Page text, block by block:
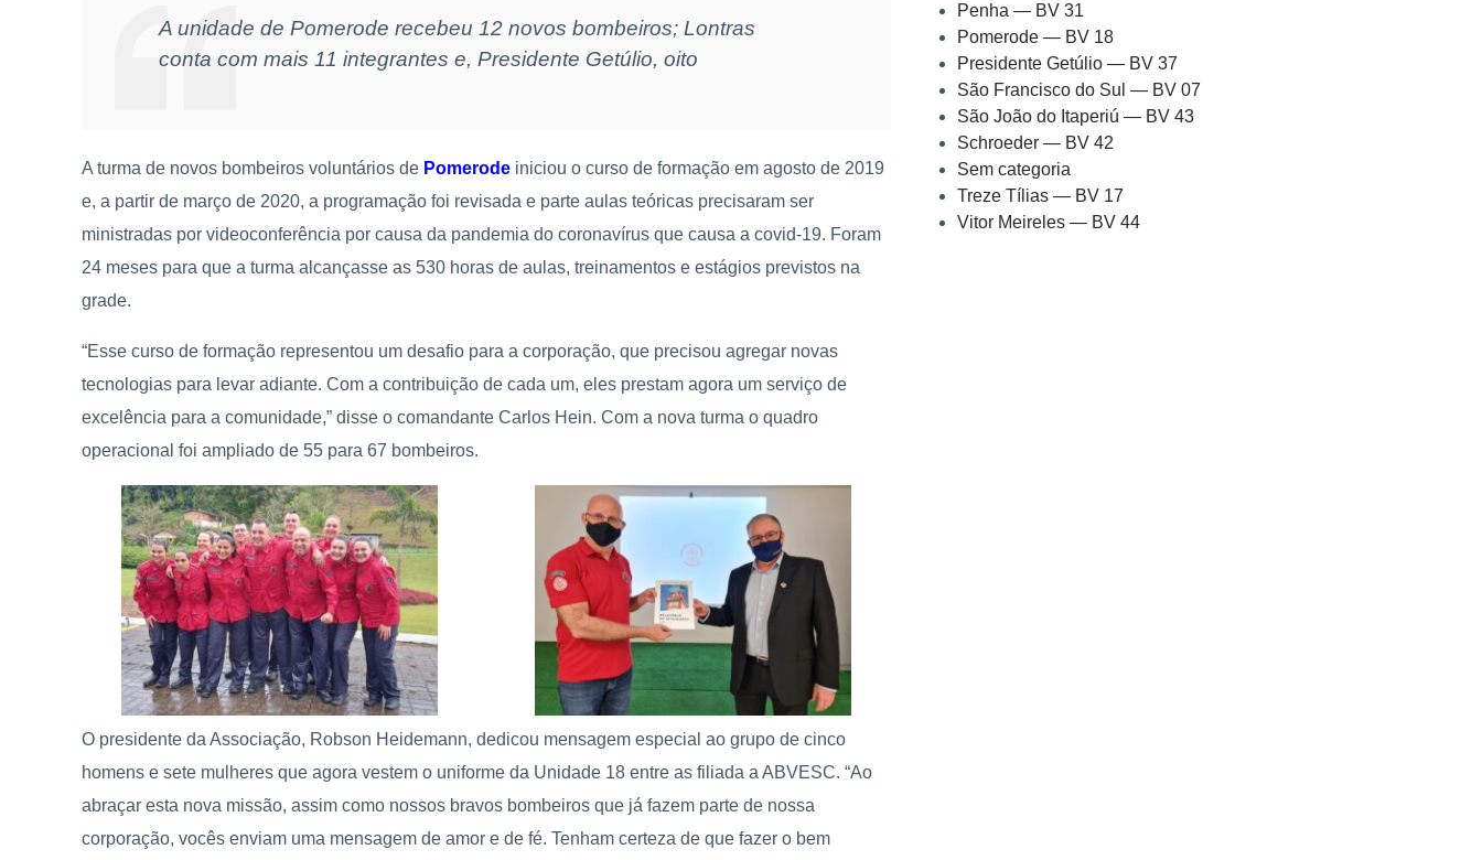
A unidade de Pomerode recebeu 12 novos bombeiros; Lontras
conta com mais 11 integrantes e, Presidente Getúlio, oito
A turma de novos bombeiros voluntários de Pomerode iniciou o curso de formação em agosto de 2019
e, a partir de março de 2020, a programação foi revisada e parte aulas teóricas precisaram ser
ministradas por videoconferência por causa da pandemia do coronavírus que causa a covid-19. Foram
24 meses para que a turma alcançasse as 530 horas de aulas, treinamentos e estágios previstos na
grade.
“Esse curso de formação representou um desafio para a corporação, que precisou agregar novas
tecnologias para levar adiante. Com a contribuição de cada um, eles prestam agora um serviço de
excelência para a comunidade,” disse o comandante Carlos Hein. Com a nova turma o quadro
operacional foi ampliado de 55 para 67 bombeiros.
O presidente da Associação, Robson Heidemann, dedicou mensagem especial ao grupo de cinco
homens e sete mulheres que agora vestem o uniforme da Unidade 18 entre as filiada a ABVESC. “Ao
abraçar esta nova missão, assim como nossos bravos bombeiros que já fazem parte de nossa
corporação, vocês enviam uma mensagem de amor e de fé. Tenham certeza de que fazer o bem
Penha — BV 31
Pomerode — BV 18
Presidente Getúlio — BV 37
São Francisco do Sul — BV 07
São João do Itaperiú — BV 43
Schroeder — BV 42
Sem categoria
Treze Tílias — BV 17
Vitor Meireles — BV 44